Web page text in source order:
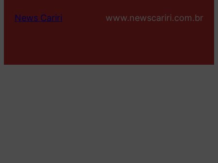
News Cariri www.newscariri.com.br